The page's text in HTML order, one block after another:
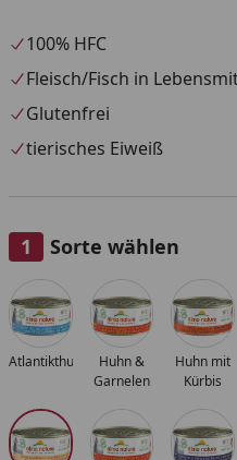
100% HFC
Fleisch/Fisch in
Glutenfrei
tierisches Eiweiß
Sorte wählen
Alle anzeigen (11)
AtlantikthunfischHuhn &
Garnelen
Huhn mit
Kürbis